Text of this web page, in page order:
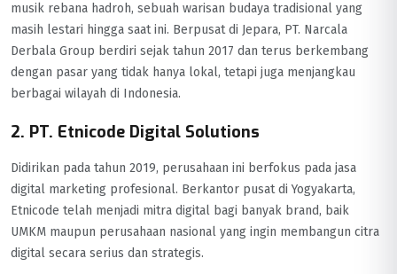
musik rebana hadroh, sebuah warisan budaya tradisional yang
masih lestari hingga saat ini. Berpusat di Jepara, PT. Narcala
Derbala Group berdiri sejak tahun 2017 dan terus berkembang
dengan pasar yang tidak hanya lokal, tetapi juga menjangkau
berbagai wilayah di Indonesia.
2. PT. Etnicode Digital Solutions
Didirikan pada tahun 2019, perusahaan ini berfokus pada jasa
digital marketing profesional. Berkantor pusat di Yogyakarta,
Etnicode telah menjadi mitra digital bagi banyak brand, baik
UMKM maupun perusahaan nasional yang ingin membangun citra
digital secara serius dan strategis.